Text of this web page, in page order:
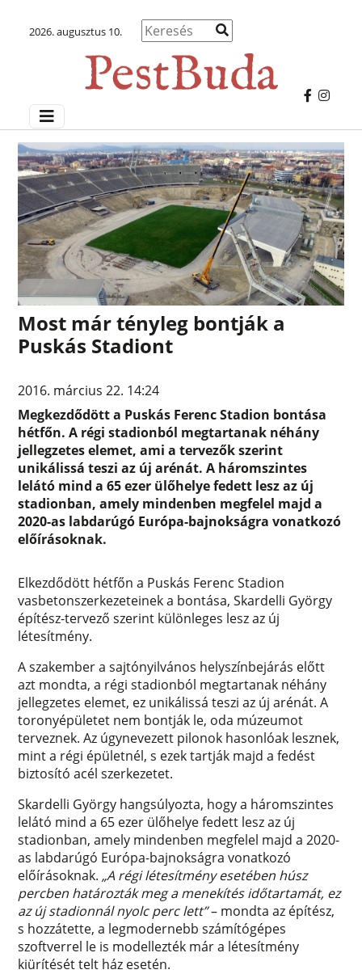
2026. augusztus 10.
Most már tényleg bontják a
Puskás Stadiont
2016. március 22. 14:24
Megkezdődött a Puskás Ferenc Stadion bontása
hétfőn. A régi stadionból megtartanak néhány
jellegzetes elemet, ami a tervezők szerint
unikálissá teszi az új arénát. A háromszintes
lelátó mind a 65 ezer ülőhelye fedett lesz az új
stadionban, amely mindenben megfelel majd a
2020-as labdarúgó Európa-bajnokságra vonatkozó
előírásoknak.
Elkezdődött hétfőn a Puskás Ferenc Stadion
vasbetonszerkezeteinek a bontása, Skardelli György
építész-tervező szerint különleges lesz az új
létesítmény.
A szakember a sajtónyilvános helyszínbejárás előtt
azt mondta, a régi stadionból megtartanak néhány
jellegzetes elemet, ez unikálissá teszi az új arénát. A
toronyépületet nem bontják le, oda múzeumot
terveznek. Az úgynevezett pilonok hasonlóak lesznek,
mint a régi épületnél, s ezek tartják majd a fedést
biztosító acél szerkezetet.
Skardelli György hangsúlyozta, hogy a háromszintes
lelátó mind a 65 ezer ülőhelye fedett lesz az új
stadionban, amely mindenben megfelel majd a 2020-
as labdarúgó Európa-bajnokságra vonatkozó
előírásoknak.„A régi létesítmény esetében húsz
percben határozták meg a menekítés időtartamát, ez
az új stadionnál nyolc perc lett”– mondta az építész,
s hozzátette, a legmodernebb számítógépes
szoftverrel le is modellezték már a létesítmény
kiürítését telt ház esetén.